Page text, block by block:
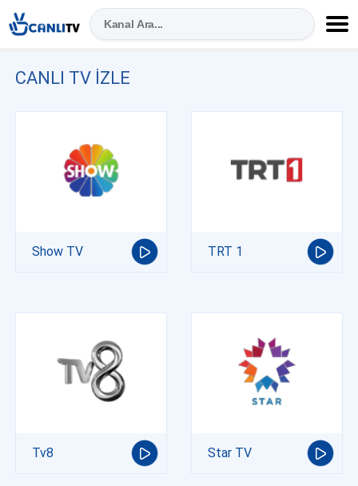
CANLI TV IZLE
Show TV TRT 1
Tv8 Star TV